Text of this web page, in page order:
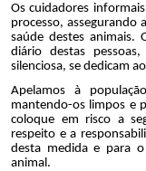
Os cuidadores
processo, assegurando
saúde destes animais.
diário destas
silenciosa, se dedicam
Apelamos à
mantendo-os limpos e
coloque em risco a
respeito e a
desta medida e para
animal.